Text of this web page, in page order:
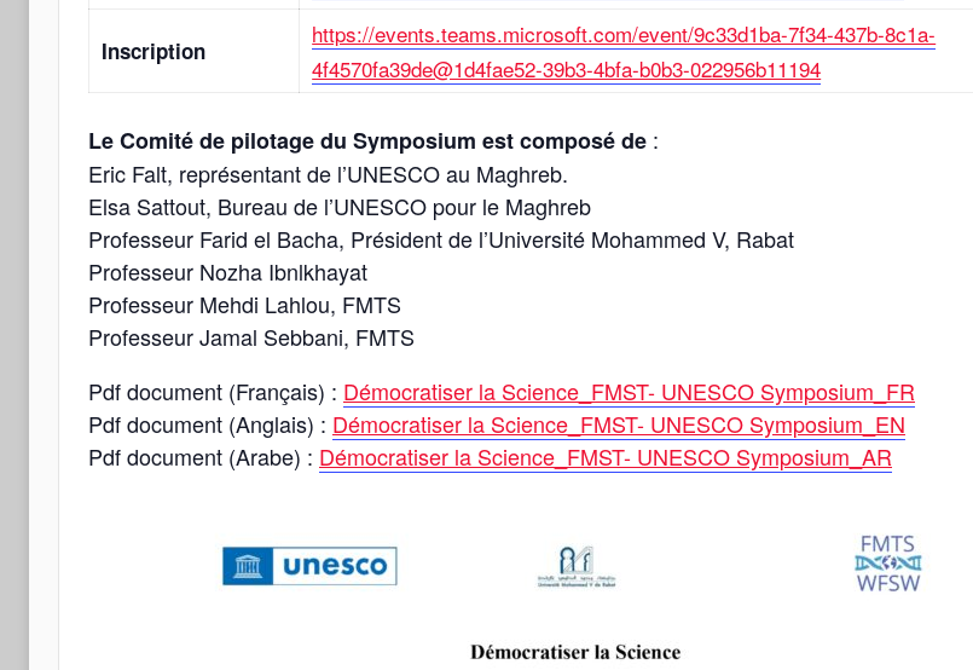
Inscription
https://events.teams.microsoft.com/event/9c33d1ba-7f34-437b-8c1a-
4f4570fa39de@1d4fae52-39b3-4bfa-b0b3-022956b11194
Le Comité de pilotage du Symposium est composé de :
Eric Falt, représentant de l’UNESCO au Maghreb.
Elsa Sattout, Bureau de l’UNESCO pour le Maghreb
Professeur Farid el Bacha, Président de l’Université Mohammed V, Rabat
Professeur Nozha Ibnlkhayat
Professeur Mehdi Lahlou, FMTS
Professeur Jamal Sebbani, FMTS
Pdf document (Français) : Démocratiser la Science_FMST- UNESCO Symposium_FR
Pdf document (Anglais) : Démocratiser la Science_FMST- UNESCO Symposium_EN
Pdf document (Arabe) : Démocratiser la Science_FMST- UNESCO Symposium_AR